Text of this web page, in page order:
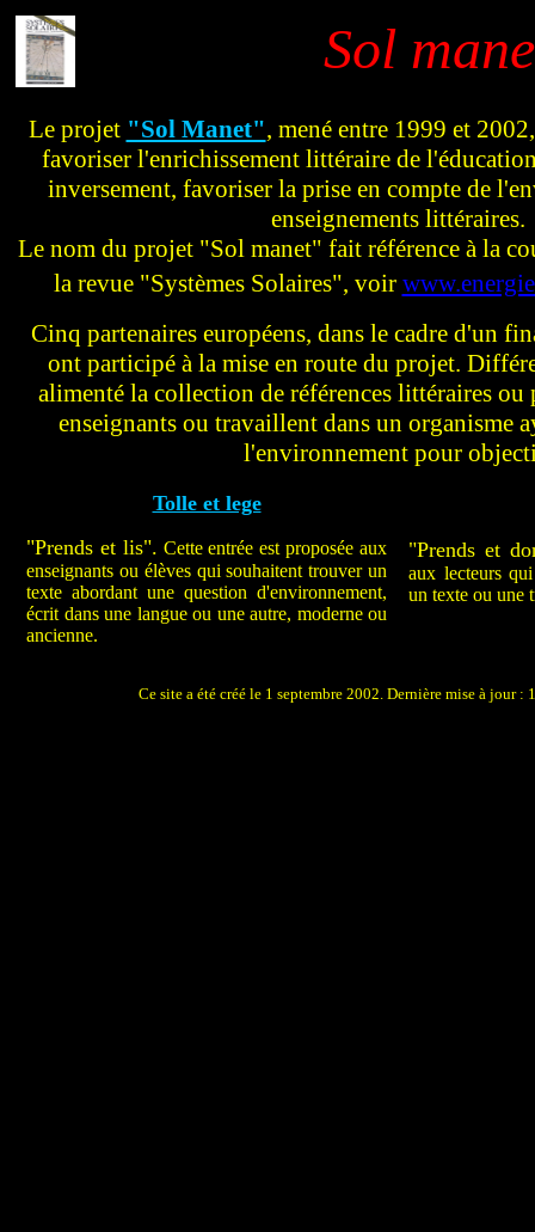
Sol
Le projet "Sol Manet", mené entre 1999 et
favoriser l'enrichissement littéraire de
inversement, favoriser la prise en compte de
enseignements littéraires.
Le nom du projet "Sol manet" fait référence à la
la revue "Systèmes Solaires", voir
Cinq partenaires européens, dans le cadre d'un
ont participé à la mise en route du projet.
alimenté la collection de références littéraires ou
enseignants ou travaillent dans un organisme
l'environnement pour
Tolle et lege
"Prends et lis". Cette entrée est proposée aux
enseignants ou élèves qui souhaitent trouver un
texte abordant une question d'environnement,
écrit dans une langue ou une autre, moderne ou
ancienne.
"Prends et
aux lecteurs
un texte ou une
Ce site a été créé le 1 septembre 2002. Dernière mise à jour :